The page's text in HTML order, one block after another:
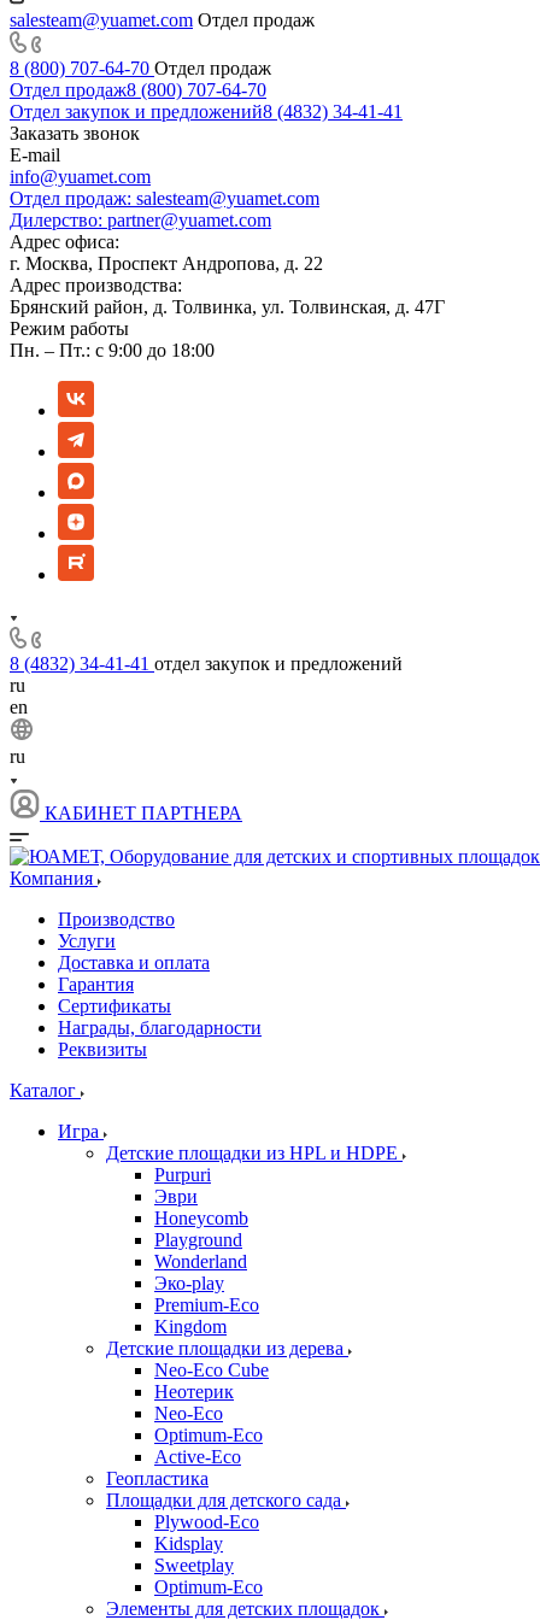
salesteam@yuamet.com Отдел продаж
8 (800) 707-64-70 Отдел продаж
Отдел продаж8 (800) 707-64-70
Отдел закупок и предложений8 (4832) 34-41-41
Заказать звонок
E-mail
info@yuamet.com
Отдел продаж: salesteam@yuamet.com
Дилерство: partner@yuamet.com
Адрес офиса:
г. Москва, Проспект Андропова, д. 22
Адрес производства:
Брянский район, д. Толвинка, ул. Толвинская, д. 47Г
Режим работы
Пн. – Пт.: с 9:00 до 18:00
8 (4832) 34-41-41 отдел закупок и предложений
ru
en
ru
КАБИНЕТ ПАРТНЕРА
Компания
Производство
Услуги
Доставка и оплата
Гарантия
Сертификаты
Награды, благодарности
Реквизиты
Каталог
Игра
Детские площадки из HPL и HDPE
Purpuri
Эври
Honeycomb
Playground
Wonderland
Эко-play
Premium-Eco
Kingdom
Детские площадки из дерева
Neo-Eco Cube
Неотерик
Neo-Eco
Оptimum-Еco
Active-Eco
Геопластика
Площадки для детского сада
Plywood-Eco
Kidsplay
Sweetplay
Оptimum-Еco
Элементы для детских площадок